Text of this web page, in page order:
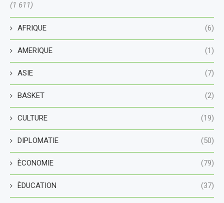
(1 611)
AFRIQUE (6)
AMERIQUE (1)
ASIE (7)
BASKET (2)
CULTURE (19)
DIPLOMATIE (50)
ÈCONOMIE (79)
ÈDUCATION (37)